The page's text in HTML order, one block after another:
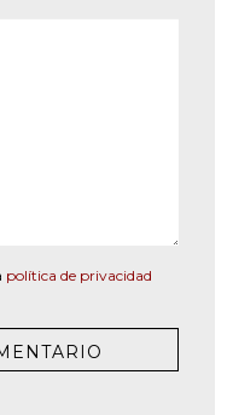
política de privacidad